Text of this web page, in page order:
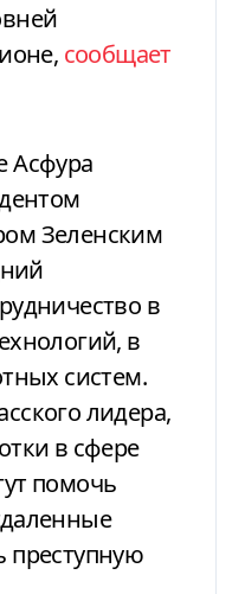
сообщает
Асфура
Зеленским
в
в
систем.
лидера,
в сфере
помочь
преступную